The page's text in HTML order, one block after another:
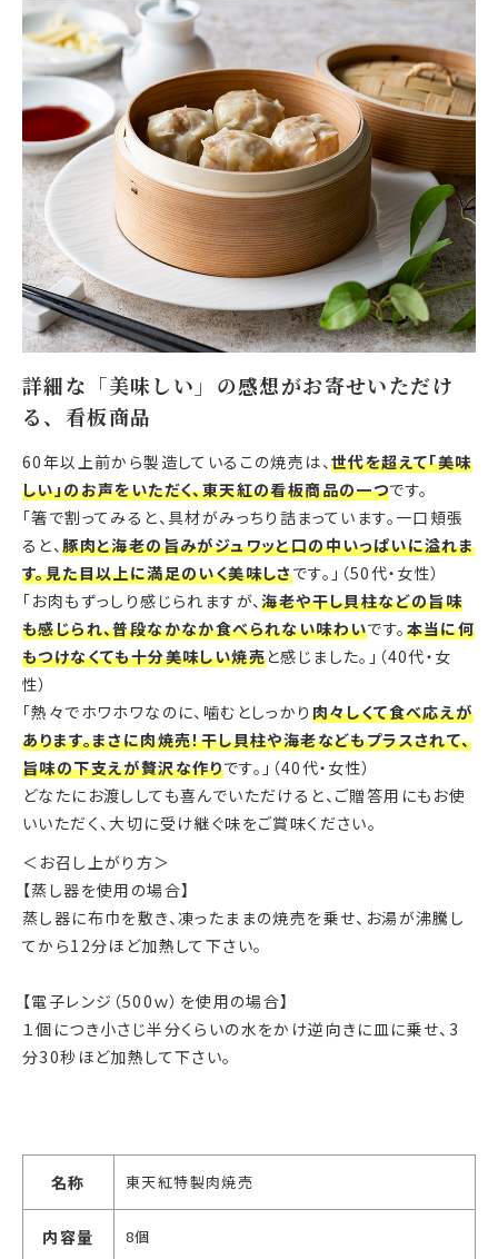
詳細な「美味しい」の感想がお寄せいただけ
る、看板商品
60年以上前から製造しているこの焼売は、 世代を超えて「美味
しい」のお声をいただく、東天紅の看板商品の一つです。
「箸で割ってみると、具材がみっちり詰まっています。一口頬張
ると、豚肉と海老の旨みがジュワッと口の中いっぱいに溢れま
す。見た目以上に満足のいく美味しさです。」（50代・女性）
「お肉もずっしり感じられますが、海老や干し貝柱などの旨味
も感じられ、普段なかなか食べられない味わいです。 本当に何
もつけなくても十分美味しい焼売と感じました。」（40代・女
性）
「熱々でホワホワなのに、噛むとしっかり 肉々しくて食べ応えが
あります。まさに肉焼売！干し貝柱や海老などもプラスされて、
旨味の下支えが贅沢な作りです。」（40代・女性）
どなたにお渡ししても喜んでいただけると、ご贈答用にもお使
いいただく、大切に受け継ぐ味をご賞味ください。
＜お召し上がり方＞
【蒸し器を使用の場合】
蒸し器に布巾を敷き、凍ったままの焼売を乗せ、お湯が沸騰し
てから12分ほど加熱して下さい。
【電子レンジ（500ｗ）を使用の場合】
１個につき小さじ半分くらいの水をかけ逆向きに皿に乗せ、3
分30秒ほど加熱して下さい。
名称 東天紅特製肉焼売
内容量 8個